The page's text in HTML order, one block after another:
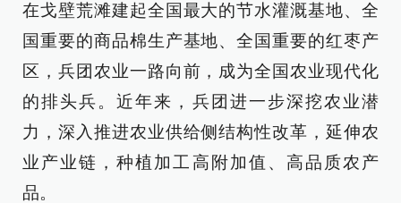
在戈壁荒滩建起全国最大的节水灌溉基地、全
国重要的商品棉生产基地、全国重要的红枣产
区，兵团农业一路向前，成为全国农业现代化
的排头兵。近年来，兵团进一步深挖农业潜
力，深入推进农业供给侧结构性改革，延伸农
业产业链，种植加工高附加值、高品质农产
品。